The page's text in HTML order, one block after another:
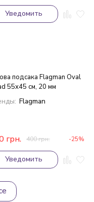
Уведомить
подсака Flagman Oval
55x45 см, 20 мм
Flagman
грн. 400грн. -25%
Уведомить